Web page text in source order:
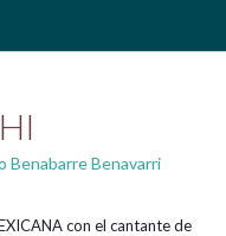
Benabarre Benavarri
con el cantante de